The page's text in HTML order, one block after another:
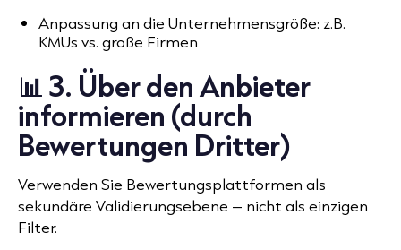
Anpassung an die Unternehmensgröße: z.B.
KMUs vs. große Firmen
📊 3. Über den Anbieter
informieren (durch
Bewertungen Dritter)
Verwenden Sie Bewertungsplattformen als
sekundäre Validierungsebene – nicht als einzigen
Filter.